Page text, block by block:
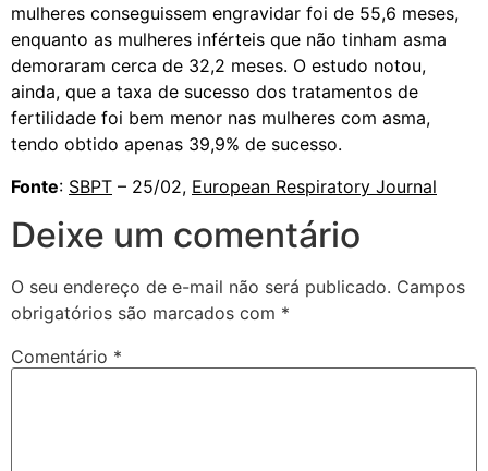
mulheres conseguissem engravidar foi de 55,6 meses,
enquanto as mulheres inférteis que não tinham asma
demoraram cerca de 32,2 meses. O estudo notou,
ainda, que a taxa de sucesso dos tratamentos de
fertilidade foi bem menor nas mulheres com asma,
tendo obtido apenas 39,9% de sucesso.
Fonte: SBPT – 25/02, European Respiratory Journal
Deixe um comentário
O seu endereço de e-mail não será publicado. Campos
obrigatórios são marcados com *
Comentário *